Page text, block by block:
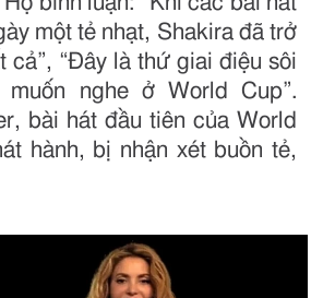
một tẻ nhạt, Shakira đã trở
cả”, “Đây là thứ giai điệu sôi
nghe ở World Cup”.
bài hát đầu tiên của World
hành, bị nhận xét buồn tẻ,